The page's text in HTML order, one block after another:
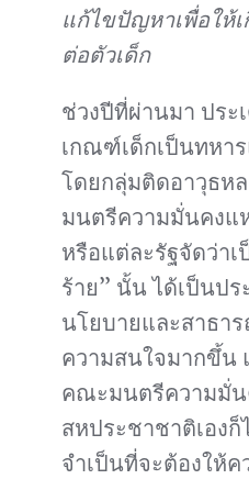
แก้ไขปัญหาเพื่อให้
ต่อตัวเด็ก
ช่วงปีที่ผ่านมา ประ
เกณฑ์เด็กเป็นทหา
โดยกลุ่มติดอาวุธห
มนตรีความมั่นคงแ
หรือแต่ละรัฐจัดว่า
ร้าย” นั้น ได้เป็นป
นโยบายและสาธา
ความสนใจมากขึ้น
คณะมนตรีความมั่น
สหประชาชาติเอง
จำเป็นที่จะต้องให้ค